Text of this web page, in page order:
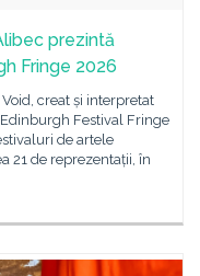
prezintă
Fringe 2026
creat și interpretat
Festival Fringe
de artele
21 de reprezentații, în